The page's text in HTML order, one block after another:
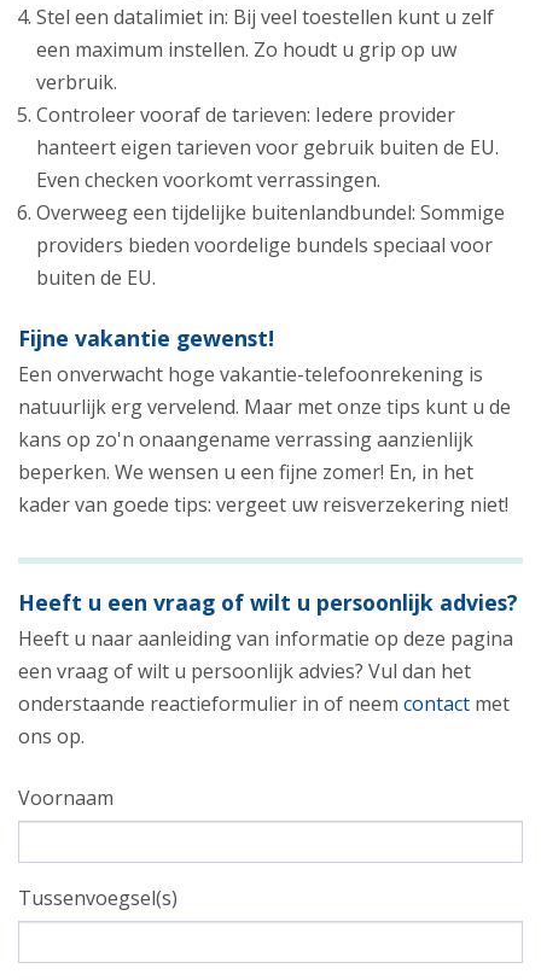
Stel een datalimiet in: Bij veel toestellen kunt u zelf
een maximum instellen. Zo houdt u grip op uw
verbruik.
Controleer vooraf de tarieven: Iedere provider
hanteert eigen tarieven voor gebruik buiten de EU.
Even checken voorkomt verrassingen.
Overweeg een tijdelijke buitenlandbundel: Sommige
providers bieden voordelige bundels speciaal voor
buiten de EU.
Fijne vakantie gewenst!
Een onverwacht hoge vakantie-telefoonrekening is
natuurlijk erg vervelend. Maar met onze tips kunt u de
kans op zo'n onaangename verrassing aanzienlijk
beperken. We wensen u een fijne zomer! En, in het
kader van goede tips: vergeet uw reisverzekering niet!
Heeft u een vraag of wilt u persoonlijk advies?
Heeft u naar aanleiding van informatie op deze pagina
een vraag of wilt u persoonlijk advies? Vul dan het
onderstaande reactieformulier in of neem contact met
ons op.
Voornaam
Tussenvoegsel(s)